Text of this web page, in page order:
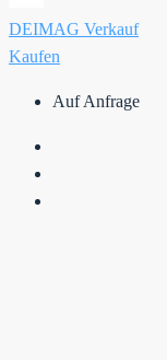
DEIMAG Verkauf
Kaufen
Auf Anfrage